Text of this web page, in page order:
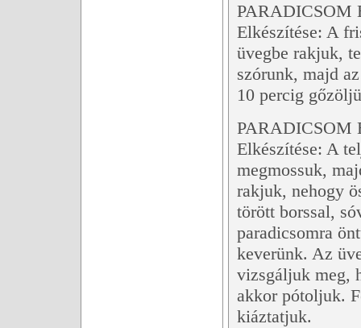
PARADICSOM
Elkészítése: A
üvegbe rakjuk,
szórunk, majd
10 percig
PARADICSOM
Elkészítése: A
megmossuk,
rakjuk, nehogy
törött borssal,
paradicsomra
keverünk. Az
vizsgáljuk meg,
akkor pótoljuk.
kiáztatjuk.